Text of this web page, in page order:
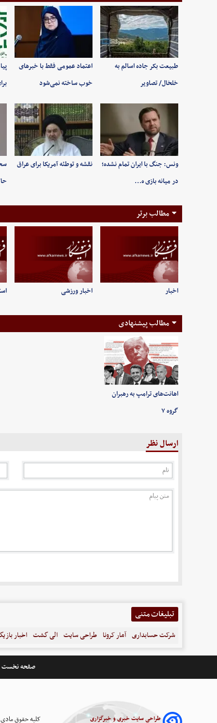
طبیعت بکر جاده اسالم به
خلخال/ تصاویر
اعتماد عمومی فقط با خبرهای
خوب ساخته نمی‌شود
ونس: جنگ با ایران تمام نشده؛
در میانه بازی ه…
نقشه و توطئه آمریکا برای عراق
مطالب برتر
اخبار اخبار ورزشی
مطالب پیشنهادی
اهانت‌های ترامپ به رهبران
گروه ۷
ارسال نظر
تبلیغات متنی
شرکت حسابداری آمار کرونا طراحی سایت الی گشت اخبار
صفحه نخست
طراحی سایت خبری و خبرگزاری کلیه حقوق